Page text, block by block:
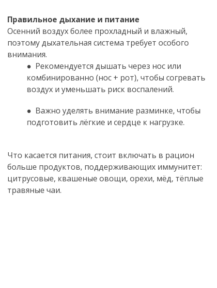
Правильное дыхание и питание
Осенний воздух более прохладный и влажный,
поэтому дыхательная система требует особого
внимания.
● Рекомендуется дышать через нос или
комбинированно (нос + рот), чтобы согревать
воздух и уменьшать риск воспалений.
● Важно уделять внимание разминке, чтобы
подготовить лёгкие и сердце к нагрузке.
Что касается питания, стоит включать в рацион
больше продуктов, поддерживающих иммунитет:
цитрусовые, квашеные овощи, орехи, мёд, тёплые
травяные чаи.